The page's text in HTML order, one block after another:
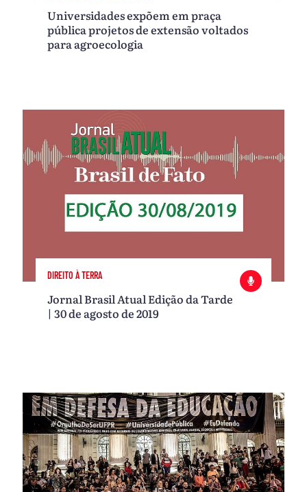
Universidades expõem em praça
pública projetos de extensão voltados
para agroecologia
DIREITO À TERRA
Jornal Brasil Atual Edição da Tarde
| 30 de agosto de 2019